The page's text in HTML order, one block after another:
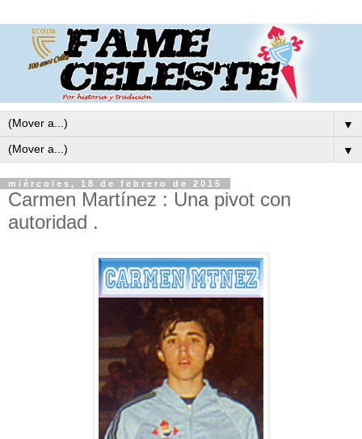
▼
▼
miércoles, 18 de febrero de 2015
Carmen Martínez : Una pivot con
autoridad .